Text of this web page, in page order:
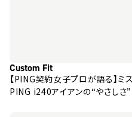
Custom Fit
【PING契約女子プロが語る】ミ
PING i240アイアンの“やさしさ”